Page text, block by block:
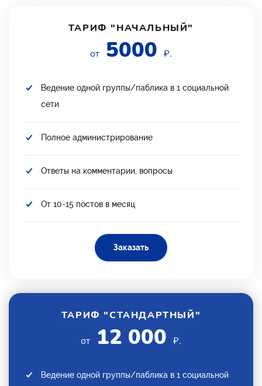
ТАРИФ "НАЧАЛЬНЫЙ"
от 5000 ₽.
Ведение одной группы/паблика в 1 социальной
сети
Полное администрирование
Ответы на комментарии, вопросы
От 10-15 постов в месяц
Заказать
ТАРИФ "СТАНДАРТНЫЙ"
от 12 000 ₽.
Ведение одной группы/паблика в 1 социальной